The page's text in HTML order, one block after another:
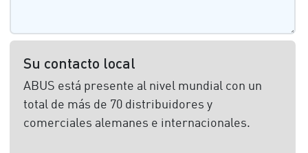
Su contacto local
ABUS está presente al nivel mundial con un
total de más de 70 distribuidores y
comerciales alemanes e internacionales.